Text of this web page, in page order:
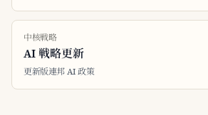
中核戦略
AI 戦略更新
更新版連邦 AI 政策